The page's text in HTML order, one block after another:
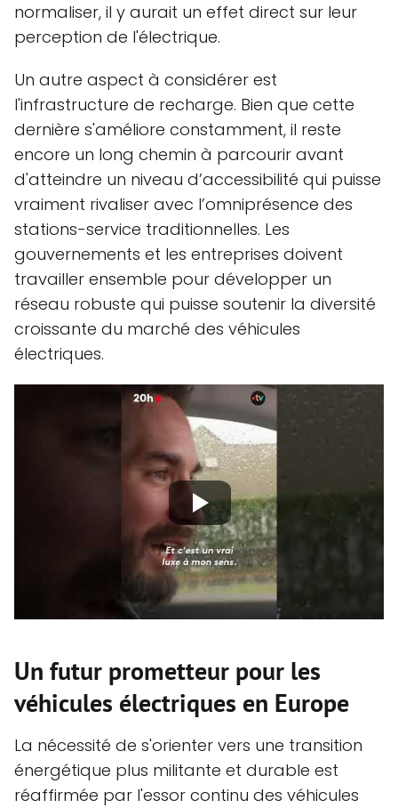
normaliser, il y aurait un effet direct sur leur
perception de l'électrique.
Un autre aspect à considérer est
l'infrastructure de recharge. Bien que cette
dernière s'améliore constamment, il reste
encore un long chemin à parcourir avant
d'atteindre un niveau d’accessibilité qui puisse
vraiment rivaliser avec l’omniprésence des
stations-service traditionnelles. Les
gouvernements et les entreprises doivent
travailler ensemble pour développer un
réseau robuste qui puisse soutenir la diversité
croissante du marché des véhicules
électriques.
Un futur prometteur pour les
véhicules électriques en Europe
La nécessité de s'orienter vers une transition
énergétique plus militante et durable est
réaffirmée par l'essor continu des véhicules